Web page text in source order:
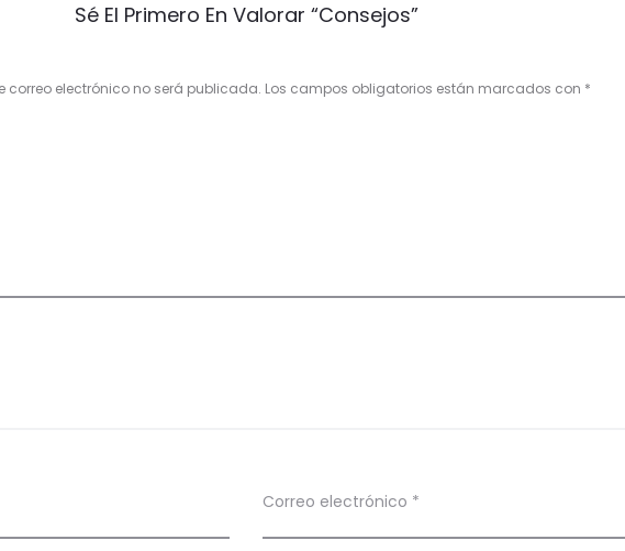
Sé El Primero En Valorar “Consejos”
correo electrónico no será publicada. Los campos obligatorios están marcados con *
Correo electrónico *